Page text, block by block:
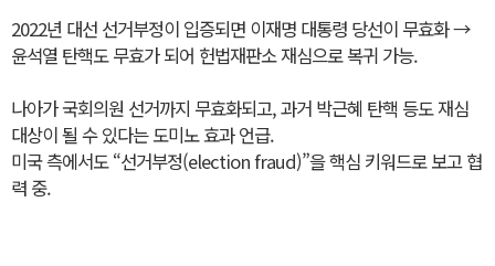
2022년 대선 선거부정이 입증되면 이재명 대통령 당선이 무효화 →
윤석열 탄핵도 무효가 되어 헌법재판소 재심으로 복귀 가능.
나아가 국회의원 선거까지 무효화되고, 과거 박근혜 탄핵 등도 재심
대상이 될 수 있다는 도미노 효과 언급.
미국 측에서도 “선거부정(election fraud)”을 핵심 키워드로 보고 협
력 중.